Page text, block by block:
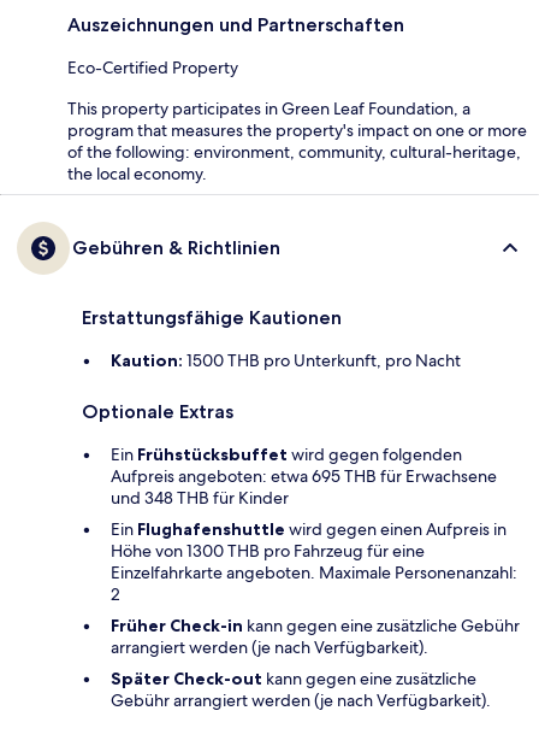
Auszeichnungen und Partnerschaften
Eco-Certified Property
This property participates in Green Leaf Foundation, a
program that measures the property's impact on one or more
of the following: environment, community, cultural-heritage,
the local economy.
Gebühren & Richtlinien
Erstattungsfähige Kautionen
Kaution: 1500 THB pro Unterkunft, pro Nacht
Optionale Extras
Ein Frühstücksbuffet wird gegen folgenden
Aufpreis angeboten: etwa 695 THB für Erwachsene
und 348 THB für Kinder
Ein Flughafenshuttle wird gegen einen Aufpreis in
Höhe von 1300 THB pro Fahrzeug für eine
Einzelfahrkarte angeboten. Maximale Personenanzahl:
2
Früher Check-in kann gegen eine zusätzliche Gebühr
arrangiert werden (je nach Verfügbarkeit).
Später Check-out kann gegen eine zusätzliche
Gebühr arrangiert werden (je nach Verfügbarkeit).